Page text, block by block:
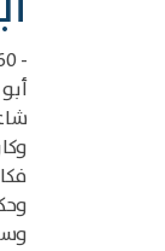
- 260 هـ / ? - 873 م